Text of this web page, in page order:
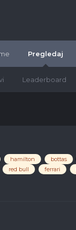
Pregledaj
Leaderboard
hamilton bottas
red bull ferrari